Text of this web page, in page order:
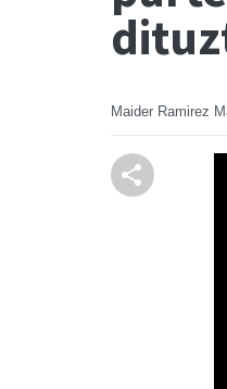
Maider Ramirez